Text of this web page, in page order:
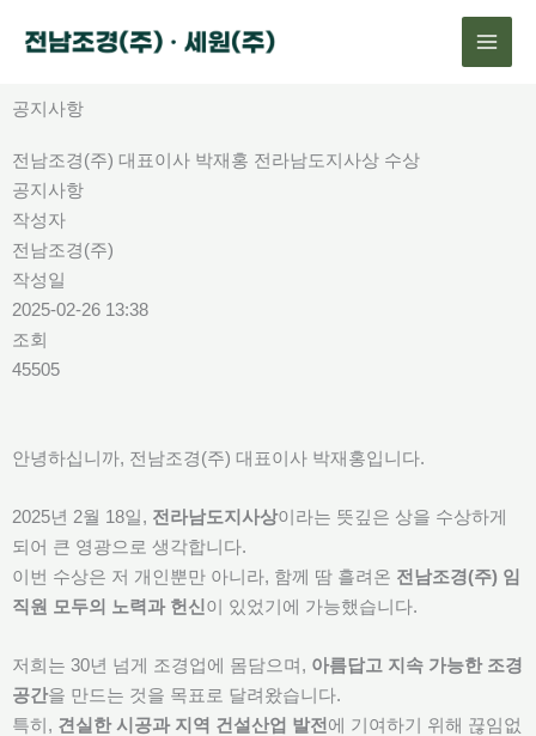
로
너
뛰
기
공지사항
전남조경(주) 대표이사 박재홍 전라남도지사상 수상
공지사항
작성자
전남조경(주)
작성일
2025-02-26 13:38
조회
45505
안녕하십니까, 전남조경(주) 대표이사 박재홍입니다.
2025년 2월 18일, 전라남도지사상이라는 뜻깊은 상을 수상하게
되어 큰 영광으로 생각합니다.
이번 수상은 저 개인뿐만 아니라, 함께 땀 흘려온 전남조경(주) 임
직원 모두의 노력과 헌신 이 있었기에 가능했습니다.
저희는 30년 넘게 조경업에 몸담으며, 아름답고 지속 가능한 조경
공간을 만드는 것을 목표로 달려왔습니다.
특히, 견실한 시공과 지역 건설산업 발전 에 기여하기 위해 끊임없